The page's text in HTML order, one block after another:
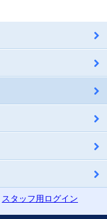
スタッフ用ログイン